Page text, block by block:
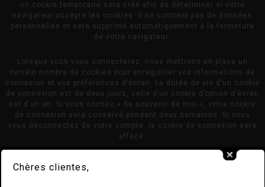
un cookie temporaire sera créé afin de déterminer si votre
navigateur accepte les cookies. Il ne contient pas de données
personnelles et sera supprimé automatiquement à la fermeture
de votre navigateur.
Lorsque vous vous connecterez, nous mettrons en place un
certain nombre de cookies pour enregistrer vos informations de
connexion et vos préférences d’écran. La durée de vie d’un cookie
de connexion est de deux jours, celle d’un cookie d’option d’écran
est d’un an. Si vous cochez « Se souvenir de moi », votre cookie
de connexion sera conservé pendant deux semaines. Si vous
vous déconnectez de votre compte, le cookie de connexion sera
effacé.
En modifiant ou en publiant un article, un cookie supplémentaire
sera enregistré dans votre navigateur. Ce cookie ne comprend
Chères clientes,